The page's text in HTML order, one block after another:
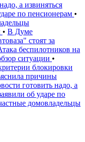
а извиняться
по пенсионерам •
• В Думе
стоят за
беспилотников на
ситуации •
блокировки
причины
готовить надо, а
об ударе по
домовладельцы